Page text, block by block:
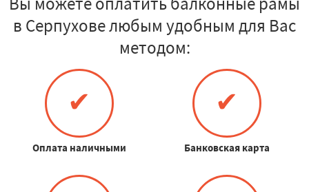
в Серпухове любым удобным для Вас
методом:
✔
Оплата наличными
✔
Банковская карта